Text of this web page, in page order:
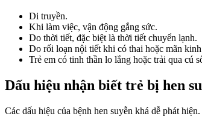
Di truyền.
Khi làm việc, vận động gắng sức.
Do thời tiết, đặc biệt là thời tiết chuyển lạnh.
Do rối loạn nội tiết khi có thai hoặc mãn
Trẻ em có tinh thần lo lắng hoặc trải qua cú
Dấu hiệu nhận biết trẻ bị hen
Các dấu hiệu của bệnh hen suyễn khá dễ phát